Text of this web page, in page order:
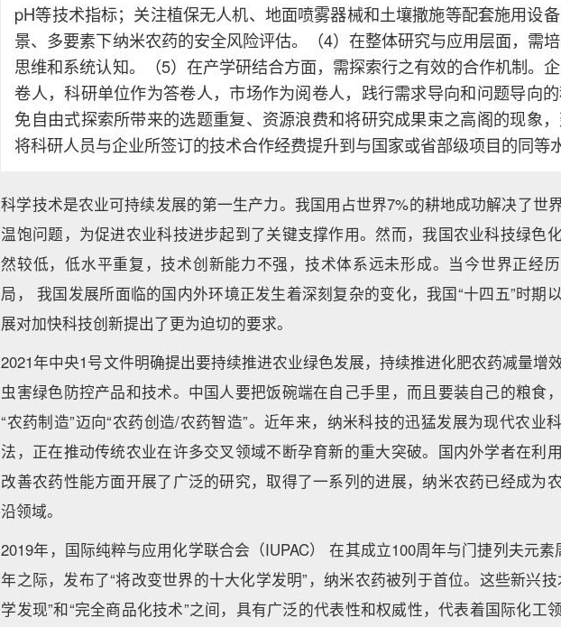
pH等技术指标；关注植保无人机、地面喷雾器械和土壤撒施等配套施用设
景、多要素下纳米农药的安全风险评估。（4）在整体研究与应用层面，需
思维和系统认知。（5）在产学研结合方面，需探索行之有效的合作机制。
卷人，科研单位作为答卷人，市场作为阅卷人，践行需求导向和问题导向
免自由式探索所带来的选题重复、资源浪费和将研究成果束之高阁的现象
将科研人员与企业所签订的技术合作经费提升到与国家或省部级项目的同等
科学技术是农业可持续发展的第一生产力。我国用占世界7%的耕地成功解决了世
温饱问题，为促进农业科技进步起到了关键支撑作用。然而，我国农业科技绿色
然较低，低水平重复，技术创新能力不强，技术体系远未形成。当今世界正经
局， 我国发展所面临的国内外环境正发生着深刻复杂的变化，我国“十四五”时期
展对加快科技创新提出了更为迫切的要求。
2021年中央1号文件明确提出要持续推进农业绿色发展，持续推进化肥农药减量增
虫害绿色防控产品和技术。中国人要把饭碗端在自己手里，而且要装自己的粮食
“农药制造”迈向“农药创造/农药智造”。近年来，纳米科技的迅猛发展为现代农业
法，正在推动传统农业在许多交叉领域不断孕育新的重大突破。国内外学者在利
改善农药性能方面开展了广泛的研究，取得了一系列的进展，纳米农药已经成为
沿领域。
2019年，国际纯粹与应用化学联合会（IUPAC） 在其成立100周年与门捷列夫元素
年之际，发布了“将改变世界的十大化学发明”，纳米农药被列于首位。这些新兴
学发现”和“完全商品化技术”之间，具有广泛的代表性和权威性，代表着国际化工